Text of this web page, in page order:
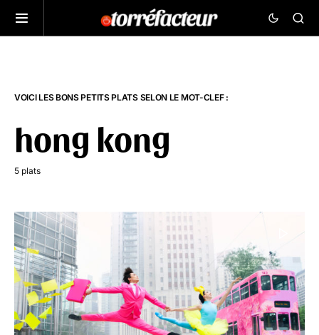
VOICI LES BONS PETITS PLATS SELON LE MOT-CLEF :
hong kong
5 plats